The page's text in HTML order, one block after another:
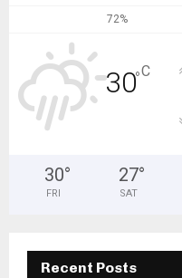
72%
30°C
30°
FRI
27°
SAT
Recent Posts